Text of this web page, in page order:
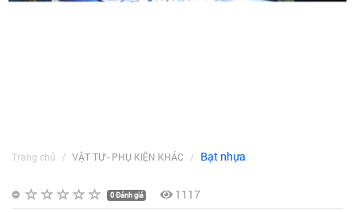
Trang chủ VẬT TƯ - PHỤ KIỆN KHÁC Bạt nhựa
0 Đánh giá 1117